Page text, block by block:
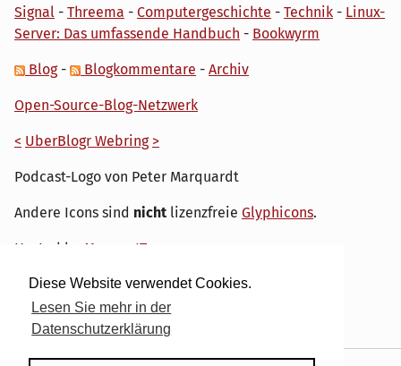
Diese Website verwendet Cookies.
Lesen Sie mehr in der
Datenschutzerklärung
Signal - Threema - Computergeschichte - Technik - Linux-
Server: Das umfassende Handbuch - Bookwyrm
Blog- Blogkommentare - Archiv
Open-Source-Blog-Netzwerk
< UberBlogr Webring >
Podcast-Logo von Peter Marquardt
Andere Icons sind nicht lizenzfreie Glyphicons.
Hosted by My own IT.